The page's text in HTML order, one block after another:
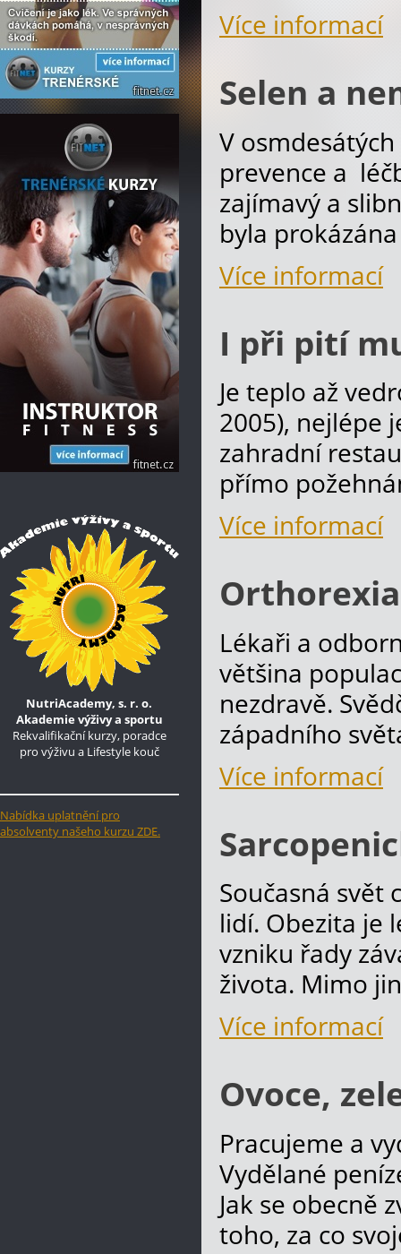
NutriAcademy, s. r. o.
Akademie výživy a sportu
Rekvalifikační kurzy, poradce
pro výživu a Lifestyle kouč
Nabídka uplatnění pro
absolventy našeho kurzu ZDE.
Více informací
Selen a
V
prevence a
zajímavý a
byla
Více informací
I při pití
Je teplo až
2005), nejlépe
zahradní
přímo
Více informací
Orthorexia
Lékaři a
většina
nezdravě.
západního
Více informací
Současná svět
lidí. Obezita je
vzniku řady
života. Mimo
Více informací
Ovoce,
Pracujeme a
Vydělané
Jak se obecně
toho, za co